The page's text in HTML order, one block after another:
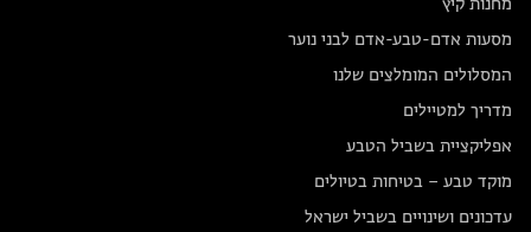
מחנות קיץ
מסעות אדם-טבע-אדם לבני נוער
המסלולים המומלצים שלנו
מדריך למטיילים
אפליקציית בשביל הטבע
מוקד טבע – בטיחות בטיולים
עדכונים ושינויים בשביל ישראל